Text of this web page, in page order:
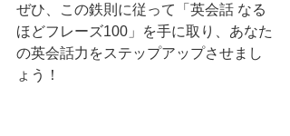
ぜひ、この鉄則に従って「英会話 なる
ほどフレーズ100」を手に取り、あなた
の英会話力をステップアップさせまし
ょう！